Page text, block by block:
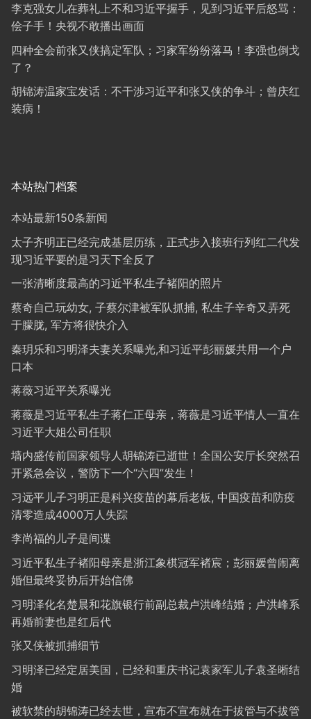
李克强女儿在葬礼上不和习近平握手，见到习近平后怒骂：
侩子手！央视不敢播出画面
四种全会前张又侠搞定军队；习家军纷纷落马！李强也倒戈
了？
胡锦涛温家宝发话：不干涉习近平和张又侠的争斗；曾庆红
装病！
本站热门档案
本站最新150条新闻
太子齐明正已经完成基层历练，正式步入接班行列红二代发
现习近平要的是习天下全反了
一张清晰度最高的习近平私生子褚阳的照片
蔡奇自己玩幼女, 子蔡尔津被军队抓捕, 私生子辛奇又弄死
于朦胧, 军方将很快介入
秦玥乐和习明泽夫妻关系曝光,和习近平彭丽媛共用一个户
口本
蒋薇习近平关系曝光
蒋薇是习近平私生子蒋仁正母亲，蒋薇是习近平情人一直在
习近平大姐公司任职
墙内盛传前国家领导人胡锦涛已逝世！全国公安厅长突然召
开紧急会议，警防下一个“六四”发生！
习远平儿子习明正是科兴疫苗的幕后老板, 中国疫苗和防疫
清零造成4000万人失踪
李尚福的儿子是间谍
习近平私生子褚阳母亲是浙江象棋冠军褚宸；彭丽媛曾闹离
婚但最终妥协后开始信佛
习明泽化名楚晨和花旗银行前副总裁卢洪峰结婚；卢洪峰系
再婚前妻也是红后代
张又侠被抓捕细节
习明泽已经定居美国，已经和重庆书记袁家军儿子袁圣晰结
婚
被软禁的胡锦涛已经去世，宣布不宣布就在于拔管与不拔管